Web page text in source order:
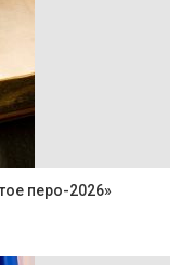
перо-2026»